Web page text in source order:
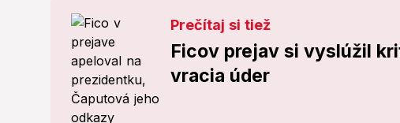
Prečítaj si tiež
Ficov prejav si vyslúžil
vracia úder